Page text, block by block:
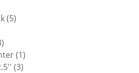
55
8
prodotti
11
prodotto
33